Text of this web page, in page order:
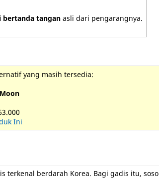
bertanda tangan asli dari pengarangnya.
yang masih tersedia:
Ini
berdarah Korea. Bagi gadis itu,